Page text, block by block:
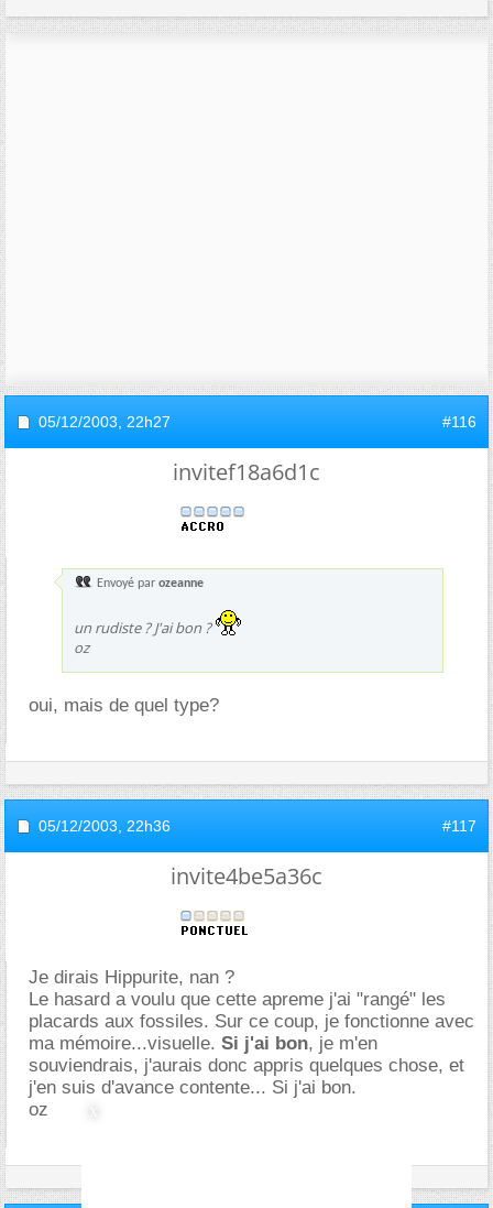
05/12/2003, 22h27 #116
invitef18a6d1c
Envoyé par ozeanne
un rudiste ? J'ai bon ?
oz
oui, mais de quel type?
05/12/2003, 22h36 #117
invite4be5a36c
Je dirais Hippurite, nan ?
Le hasard a voulu que cette apreme j'ai "rangé" les
placards aux fossiles. Sur ce coup, je fonctionne avec
ma mémoire...visuelle. Si j'ai bon, je m'en
souviendrais, j'aurais donc appris quelques chose, et
j'en suis d'avance contente... Si j'ai bon.
oz